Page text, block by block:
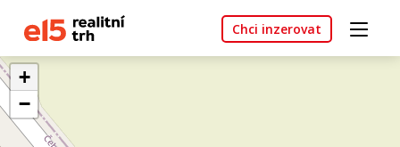
Chci inzerovat
+
−